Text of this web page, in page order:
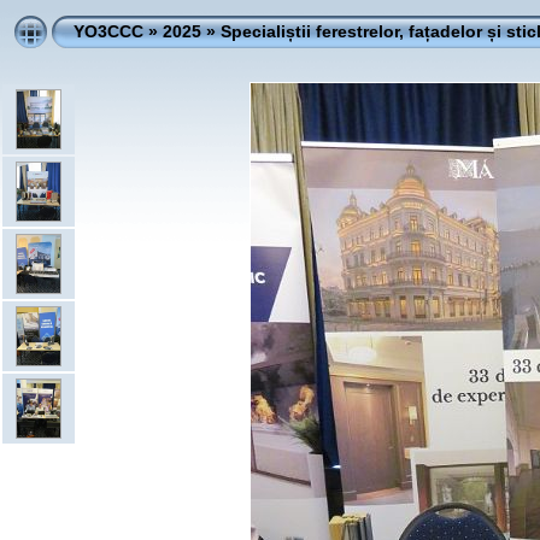
YO3CCC»2025»Specialiștii ferestrelor, fațadelor și